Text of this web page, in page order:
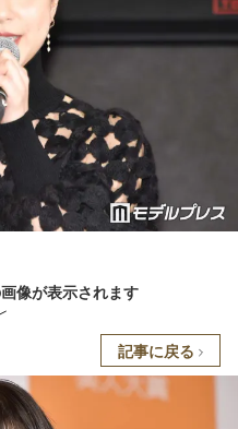
像が表示されます
記事に戻る